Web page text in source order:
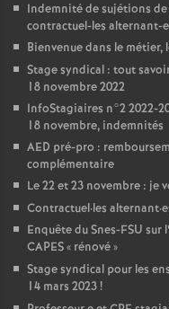
Indemnité de sujétions
contractuel-les alternant-
Bienvenue dans le métier,
Stage syndical : tout
18 novembre 2022
InfoStagiaires n°2 2022-
18 novembre, indemnités
AED pré-pro :
complémentaire
Le 22 et 23 novembre : je
Contractuel·les alternant·
Enquête du Snes-FSU sur
CAPES« rénové»
Stage syndical pour les
14 mars 2023!